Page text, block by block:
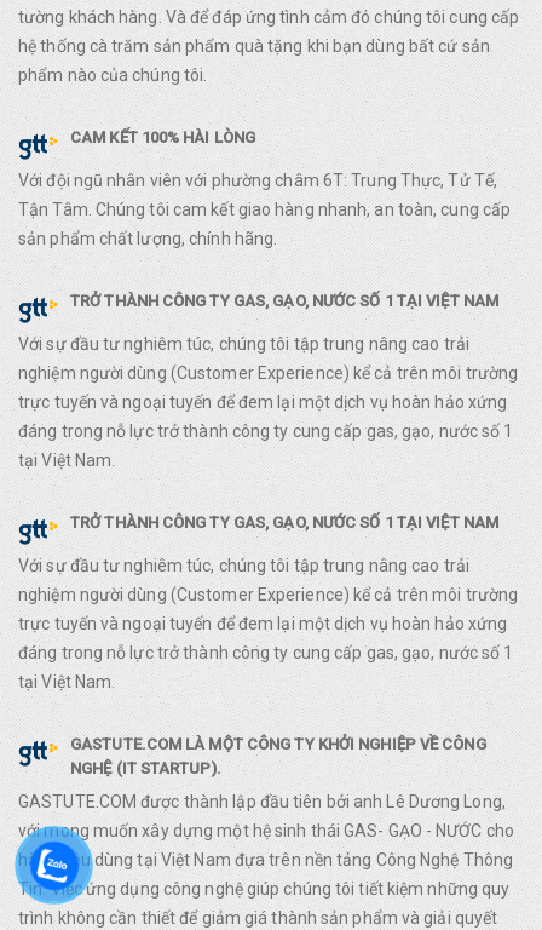
tường khách hàng. Và để đáp ứng tình cảm đó chúng tôi cung cấp
hệ thống cà trăm sản phẩm quà tặng khi bạn dùng bất cứ sản
phẩm nào của chúng tôi.
CAM KẾT 100% HÀI LÒNG
Với đội ngũ nhân viên với phường châm 6T: Trung Thực, Tử Tế,
Tận Tâm. Chúng tôi cam kết giao hàng nhanh, an toàn, cung cấp
sản phẩm chất lượng, chính hãng.
TRỞ THÀNH CÔNG TY GAS, GẠO, NƯỚC SỐ 1 TẠI VIỆT NAM
Với sự đầu tư nghiêm túc, chúng tôi tập trung nâng cao trải
nghiệm người dùng (Customer Experience) kể cả trên môi trường
trực tuyến và ngoại tuyến để đem lại một dịch vụ hoàn hảo xứng
đáng trong nỗ lực trở thành công ty cung cấp gas, gạo, nước số 1
tại Việt Nam.
TRỞ THÀNH CÔNG TY GAS, GẠO, NƯỚC SỐ 1 TẠI VIỆT NAM
Với sự đầu tư nghiêm túc, chúng tôi tập trung nâng cao trải
nghiệm người dùng (Customer Experience) kể cả trên môi trường
trực tuyến và ngoại tuyến để đem lại một dịch vụ hoàn hảo xứng
đáng trong nỗ lực trở thành công ty cung cấp gas, gạo, nước số 1
tại Việt Nam.
GASTUTE.COM LÀ MỘT CÔNG TY KHỞI NGHIỆP VỀ CÔNG
NGHỆ (IT STARTUP).
GASTUTE.COM được thành lập đầu tiên bởi anh Lê Dương Long,
với mong muốn xây dựng một hệ sinh thái GAS- GẠO - NƯỚC cho
hàng tiêu dùng tại Việt Nam đựa trên nền tảng Công Nghệ Thông
Tin. Việc ứng dụng công nghệ giúp chúng tôi tiết kiệm những quy
trình không cần thiết để giảm giá thành sản phẩm và giải quyết